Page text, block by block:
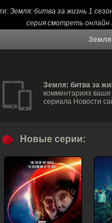
Земля: битва за жизнь 1
серия смотреть онлайн
Земля: битва за
комментариях ваше
сериала Новости
Новые серии: